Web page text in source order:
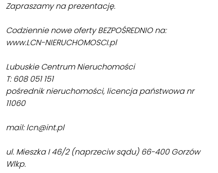
Zapraszamy na prezentację.
Codziennie nowe oferty BEZPOŚREDNIO na:
www.LCN-NIERUCHOMOSCI.pl
Lubuskie Centrum Nieruchomości
T: 608 051 151
pośrednik nieruchomości, licencja państwowa nr
11060
mail: lcn@int.pl
ul. Mieszka I 46/2 (naprzeciw sądu) 66-400 Gorzów
Wlkp.